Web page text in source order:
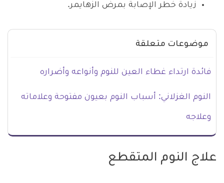
زيادة خطر الإصابة بمرض الزهايمر.
موضوعات متعلقة
فائدة ارتداء غطاء العين للنوم وأنواعه وأضراره
النوم الغزلاني: أسباب النوم بعيون مفتوحة وعلاماته
وعلاجه
علاج النوم المتقطع